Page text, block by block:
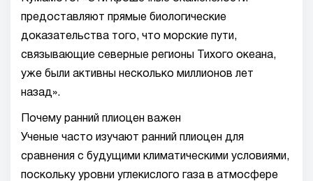
предоставляют прямые биологические
доказательства того, что морские пути,
связывающие северные регионы Тихого океана,
уже были активны несколько миллионов лет
назад».
Почему ранний плиоцен важен
Ученые часто изучают ранний плиоцен для
сравнения с будущими климатическими условиями,
поскольку уровни углекислого газа в атмосфере